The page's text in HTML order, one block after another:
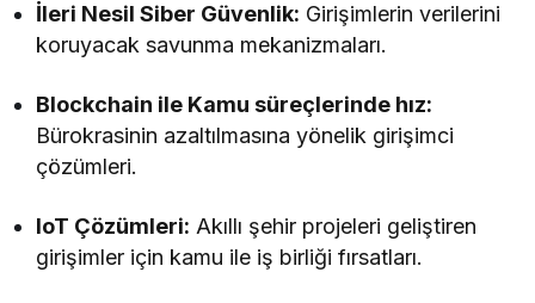
İleri Nesil Siber Güvenlik: Girişimlerin verilerini
koruyacak savunma mekanizmaları.
Blockchain ile Kamu süreçlerinde hız:
Bürokrasinin azaltılmasına yönelik girişimci
çözümleri.
IoT Çözümleri: Akıllı şehir projeleri geliştiren
girişimler için kamu ile iş birliği fırsatları.